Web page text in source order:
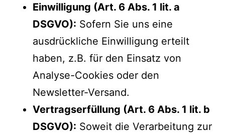
Einwilligung (Art. 6 Abs. 1 lit. a
DSGVO): Sofern Sie uns eine
ausdrückliche Einwilligung erteilt
haben, z.B. für den Einsatz von
Analyse-Cookies oder den
Newsletter-Versand.
Vertragserfüllung (Art. 6 Abs. 1 lit. b
DSGVO): Soweit die Verarbeitung zur